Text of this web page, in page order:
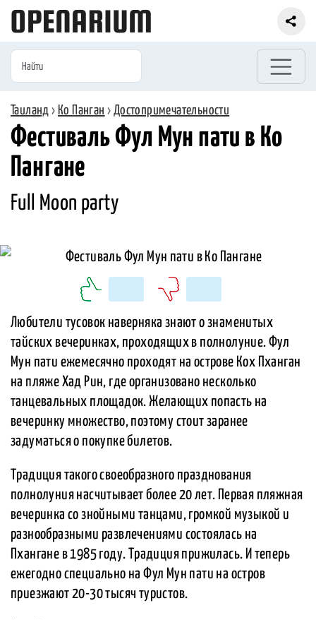
Таиланд › Ко Панган › Достопримечательности
Фестиваль Фул Мун пати в Ко
Пангане
Full Moon party
Любители тусовок наверняка знают о знаменитых
тайских вечеринках, проходящих в полнолуние. Фул
Мун пати ежемесячно проходят на острове Кох Пханган
на пляже Хад Рин, где организовано несколько
танцевальных площадок. Желающих попасть на
вечеринку множество, поэтому стоит заранее
задуматься о покупке билетов.
Традиция такого своеобразного празднования
полнолуния насчитывает более 20 лет. Первая пляжная
вечеринка со знойными танцами, громкой музыкой и
разнообразными развлечениями состоялась на
Пхангане в 1985 году. Традиция прижилась. И теперь
ежегодно специально на Фул Мун пати на остров
приезжают 20-30 тысяч туристов.